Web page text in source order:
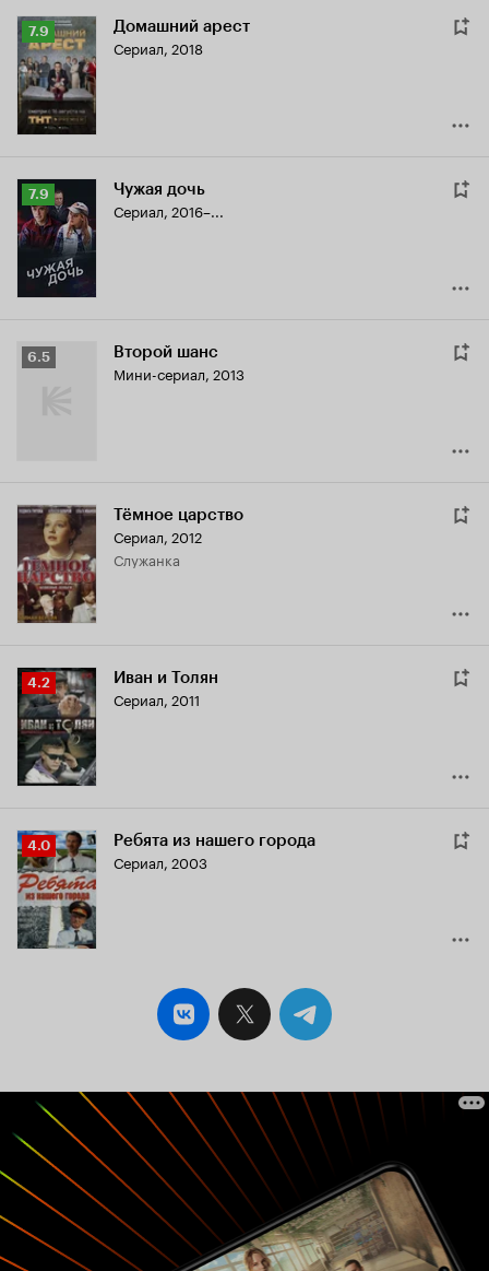
Рейтинг
Кинопоиска
7.9
7.9 Домашний арест
Сериал, 2018
Рейтинг
Кинопоиска
7.9
7.9 Чужая дочь
Сериал, 2016–...
Рейтинг
6.5 Второй шанс
Мини-сериал, 2013
Тёмное царство
Сериал, 2012
служанка
Рейтинг
Кинопоиска
4.2
4.2 Иван и Толян
Сериал, 2011
Рейтинг
Кинопоиска
4.0
4.0 Ребята из нашего города
Сериал, 2003